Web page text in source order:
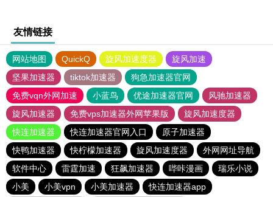
友情链接
网站地图 QuickQ 旋风加速度器
旋风加速
坚果加速器
tiktok加速器
狗急加速器官网
免费vqn外网加速
小蓝鸟 优途加速器官网
风驰加速器
旋风加速器
免费vps加速器外网苹果版
旋风加速度器
快连加速器
快连加速器官网入口
原子加速器
快鸭加速器
快柠檬加速器 旋风加速度器
外网网址导航
软件中心
雷霆加速 狂飙加速器 哔咔漫画
瑞乐小说
小美
小美vpn 小美加速器
快连加速器app